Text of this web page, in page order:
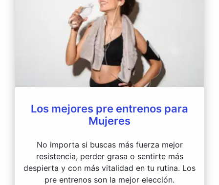
Los mejores pre entrenos para
Mujeres
No importa si buscas más fuerza mejor
resistencia, perder grasa o sentirte más
despierta y con más vitalidad en tu rutina. Los
pre entrenos son la mejor elección.